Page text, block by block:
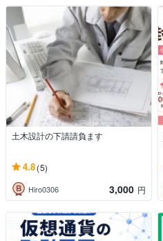
土木設計の下請請負ます
4.8(5)
Hiro0306 3,000 円